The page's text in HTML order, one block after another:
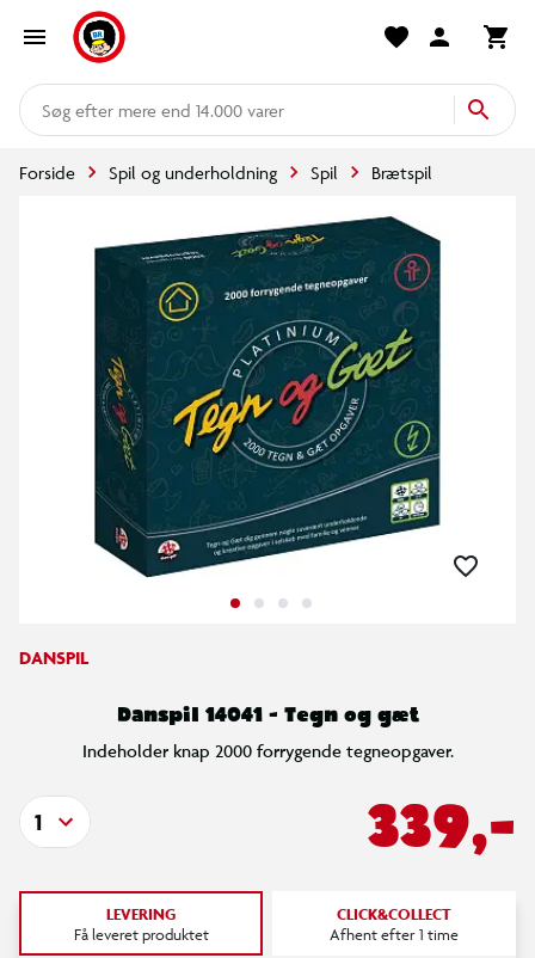
mere end 14.000 varer
Forside Spil og underholdning Spil Brætspil
DANSPIL
Danspil 14041 - Tegn og gæt
Indeholder knap 2000 forrygende tegneopgaver.
339,-
1
LEVERING
Få leveret produktet
CLICK&COLLECT
Afhent efter 1 time